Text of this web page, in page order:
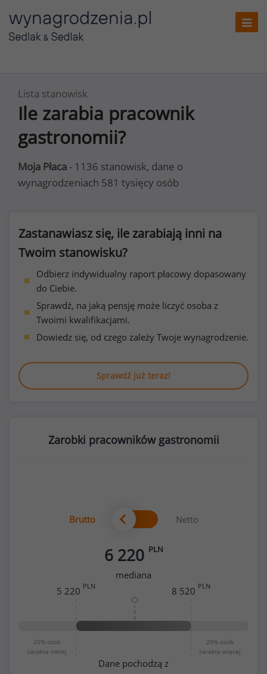
Lista stanowisk
Ile zarabia pracownik
gastronomii?
Moja Płaca - 1136 stanowisk, dane o
wynagrodzeniach 581 tysięcy osób
Zastanawiasz się, ile zarabiają inni na
Twoim stanowisku?
Odbierz indywidualny raport płacowy dopasowany
do Ciebie.
Sprawdź, na jaką pensję może liczyć osoba z
Twoimi kwalifikacjami.
Dowiedz się, od czego zależy Twoje wynagrodzenie.
Sprawdź już teraz!
Zarobki pracowników gastronomii
Brutto Netto
6 220 PLN
mediana
25% osób
zarabia mniej
25% osób
zarabia więcej
5 220 PLN 8 520 PLN
Dane pochodzą z